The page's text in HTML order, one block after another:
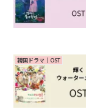
韓国ドラマ｜OST